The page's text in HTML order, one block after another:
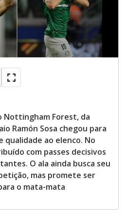
Forest, da
Ramón Sosa chegou para
qualidade ao elenco. No
com passes decisivos
O ala ainda busca seu
mas promete ser
o mata-mata